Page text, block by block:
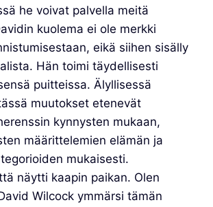
he voivat palvella meitä
kuolema ei ole merkki
eikä siihen sisälly
Hän toimi täydellisesti
puitteissa. Älyllisessä
muutokset etenevät
kynnysten mukaan,
määrittelemien elämän ja
mukaisesti.
näytti kaapin paikan. Olen
Wilcock ymmärsi tämän